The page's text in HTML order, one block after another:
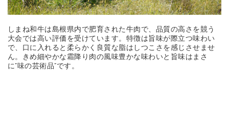
しまね和牛は島根県内で肥育された牛肉で、品質の高さを競う
大会では高い評価を受けています。特徴は旨味が際立つ味わい
で、口に入れると柔らかく良質な脂はしつこさを感じさせませ
ん。きめ細やかな霜降り肉の風味豊かな味わいと旨味はまさ
に”味の芸術品”です。